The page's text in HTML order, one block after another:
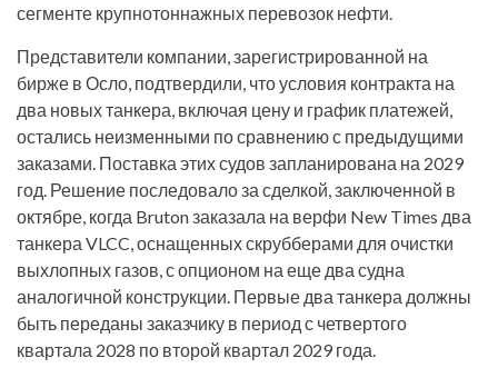
сегменте крупнотоннажных перевозок нефти.
Представители компании, зарегистрированной на
бирже в Осло, подтвердили, что условия контракта на
два новых танкера, включая цену и график платежей,
остались неизменными по сравнению с предыдущими
заказами. Поставка этих судов запланирована на 2029
год. Решение последовало за сделкой, заключенной в
октябре, когда Bruton заказала на верфи New Times два
танкера VLCC, оснащенных скрубберами для очистки
выхлопных газов, с опционом на еще два судна
аналогичной конструкции. Первые два танкера должны
быть переданы заказчику в период с четвертого
квартала 2028 по второй квартал 2029 года.